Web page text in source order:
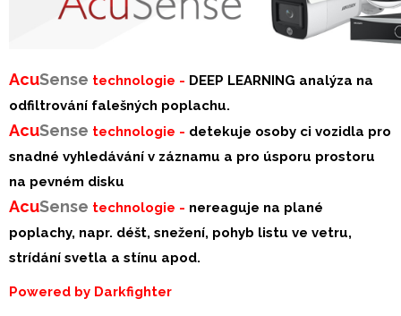
AcuSense technologie - DEEP LEARNING analýza na
odfiltrování falešných poplachu.
AcuSense technologie - detekuje osoby ci vozidla pro
snadné vyhledávání v záznamu a pro úsporu prostoru
na pevném disku
AcuSense technologie - nereaguje na plané
poplachy, napr. déšt, snežení, pohyb listu ve vetru,
strídání svetla a stínu apod.
Powered by Darkfighter